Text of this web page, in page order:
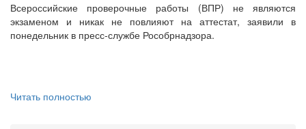
Всероссийские проверочные работы (ВПР) не являются
экзаменом и никак не повлияют на аттестат, заявили в
понедельник в пресс-службе Рособрнадзора.
Читать полностью